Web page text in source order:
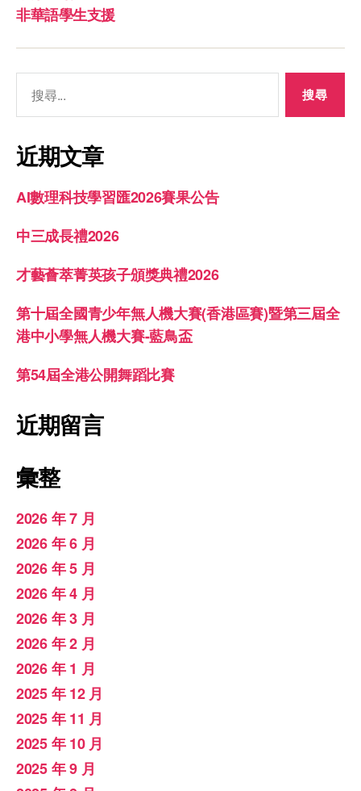
非華語學生支援
近期文章
AI數理科技學習匯2026賽果公告
中三成長禮2026
才藝薈萃菁英孩子頒獎典禮2026
第十屆全國青少年無人機大賽(香港區賽)暨第三屆全
港中小學無人機大賽-藍鳥盃
第54屆全港公開舞蹈比賽
近期留言
彙整
2026 年 7 月
2026 年 6 月
2026 年 5 月
2026 年 4 月
2026 年 3 月
2026 年 2 月
2026 年 1 月
2025 年 12 月
2025 年 11 月
2025 年 10 月
2025 年 9 月